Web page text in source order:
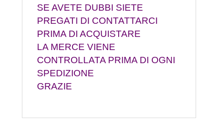
SE AVETE DUBBI SIETE
PREGATI DI CONTATTARCI
PRIMA DI ACQUISTARE
LA MERCE VIENE
CONTROLLATA PRIMA DI OGNI
SPEDIZIONE
GRAZIE